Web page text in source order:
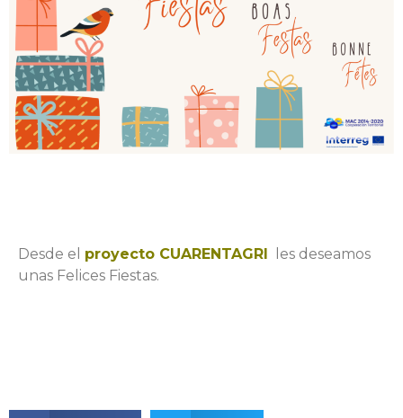
Desde el proyecto CUARENTAGRI
les deseamos
unas Felices Fiestas.